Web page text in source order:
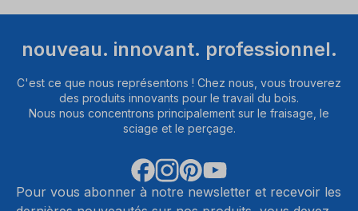
nouveau. innovant. professionnel.
C'est ce que nous représentons ! Chez nous, vous trouverez
des produits innovants pour le travail du bois.
Nous nous concentrons principalement sur le fraisage, le
sciage et le perçage.
Pour vous abonner à notre newsletter et recevoir les